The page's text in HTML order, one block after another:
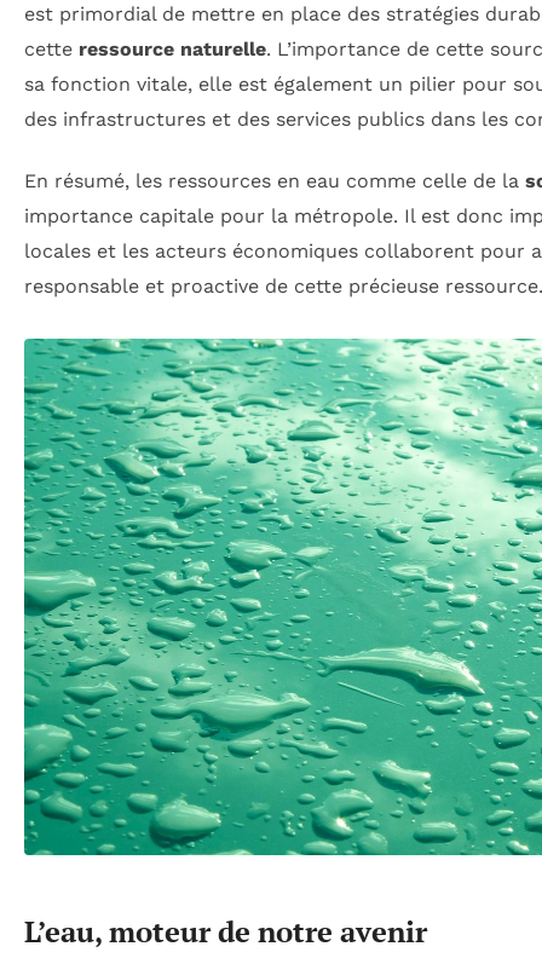
est primordial de mettre en place des stratégies
cette ressource naturelle. L’importance de cette
sa fonction vitale, elle est également un pilier pour
des infrastructures et des services publics dans les
En résumé, les ressources en eau comme celle de la
importance capitale pour la métropole. Il est donc
locales et les acteurs économiques collaborent pour
responsable et proactive de cette précieuse ressource.
L’eau, moteur de notre avenir